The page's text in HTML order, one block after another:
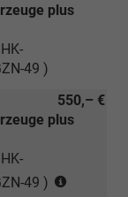
plus
49 )
550,– €
plus
49 )